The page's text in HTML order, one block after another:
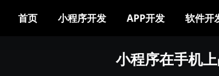
首页 小程序开发 APP开发 软件开
小程序在手机